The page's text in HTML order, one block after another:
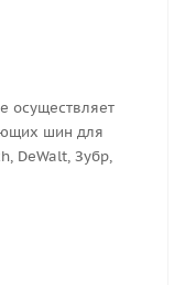
осуществляет
шин для
DeWalt, Зубр,